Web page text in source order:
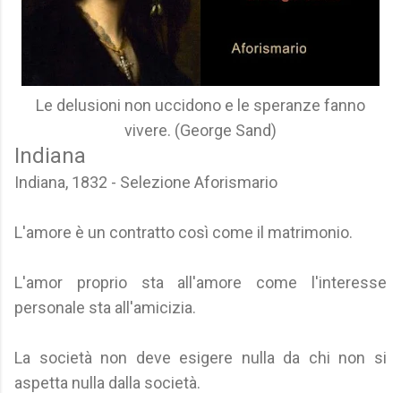
Le delusioni non uccidono e le speranze fanno
vivere. (George Sand)
Indiana
Indiana, 1832 - Selezione Aforismario
L'amore è un contratto così come il matrimonio.
L'amor proprio sta all'amore come l'interesse
personale sta all'amicizia.
La società non deve esigere nulla da chi non si
aspetta nulla dalla società.